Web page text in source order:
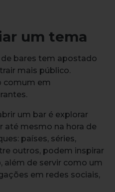
um tema
bares tem apostado
mais público.
comum em
um bar é explorar
até mesmo na hora de
países, séries,
outros, podem inspirar
além de servir como um
em redes sociais,